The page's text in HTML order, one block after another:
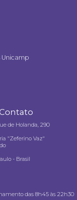
Unicamp
de Holanda, 290
"Zeferino Vaz"
- Brasil
das 8h45 às 22h30